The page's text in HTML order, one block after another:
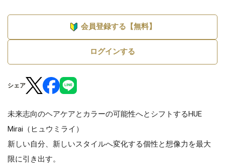
会員登録する【無料】
ログインする
シェア
未来志向のヘアケアとカラーの可能性へとシフトするHUE
Mirai（ヒュウミライ）
新しい自分、新しいスタイルへ変化する個性と想像力を最大
限に引き出す。